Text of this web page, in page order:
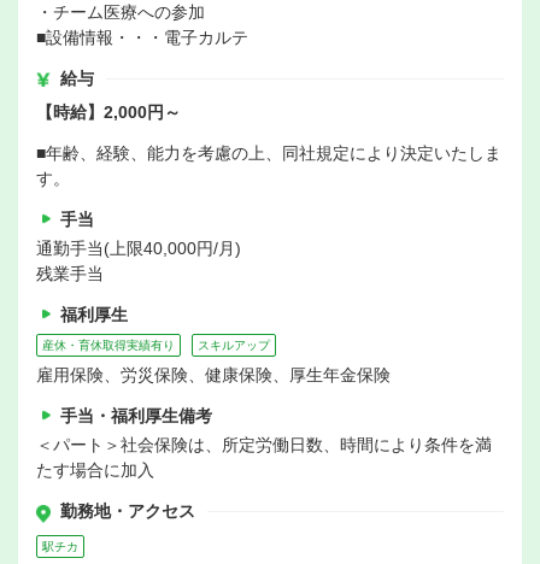
・チーム医療への参加
■設備情報・・・電子カルテ
給与
【時給】2,000円～
■年齢、経験、能力を考慮の上、同社規定により決定いたしま
す。
手当
通勤手当(上限40,000円/月)
残業手当
福利厚生
産休・育休取得実績有り スキルアップ
雇用保険、労災保険、健康保険、厚生年金保険
手当・福利厚生備考
＜パート＞社会保険は、所定労働日数、時間により条件を満
たす場合に加入
勤務地・アクセス
駅チカ